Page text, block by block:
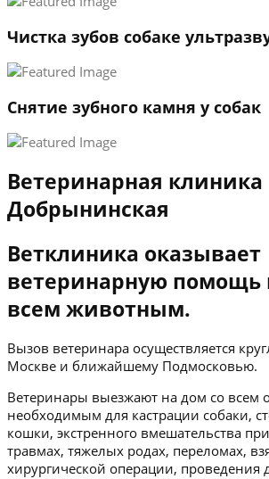
Чистка зубов собаке
Снятие зубного камня у собак
Ветеринарная клиника
Добрынинская
Ветклиника оказывает
ветеринарную помощь
всем животным.
Вызов ветеринара осуществляется
Москве и ближайшему Подмосковью.
Ветеринары выезжают на дом со всем
необходимым для кастрации собаки,
кошки, экстренного вмешательства
травмах, тяжелых родах, переломах,
хирургической операции, проведения